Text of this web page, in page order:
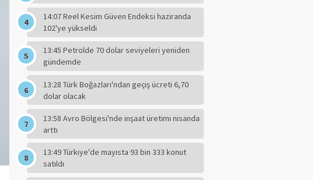
14:07 Reel Kesim Güven Endeksi haziranda
102'ye yükseldi
13:45 Petrolde 70 dolar seviyeleri yeniden
gündemde
13:28 Türk Boğazları'ndan geçiş ücreti 6,70
dolar olacak
13:58 Avro Bölgesi'nde inşaat üretimi nisanda
arttı
13:49 Türkiye'de mayısta 93 bin 333 konut
satıldı